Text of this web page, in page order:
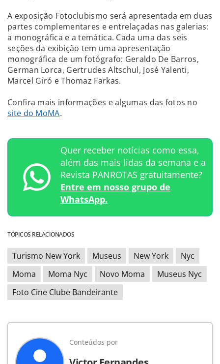
A exposição Fotoclubismo será apresentada em duas
partes complementares e entrelaçadas nas galerias:
a monográfica e a temática. Cada uma das seis
seções da exibição tem uma apresentação
monográfica de um fotógrafo: Geraldo De Barros,
German Lorca, Gertrudes Altschul, José Yalenti,
Marcel Giró e Thomaz Farkas.
Confira mais informações e algumas das fotos no
site do MoMA.
Quer receber notícias como essa,
além das mais lidas da semana e a
Revista PANROTAS gratuitamente?
Entre em nosso grupo de
WhatsApp.
TÓPICOS RELACIONADOS
Turismo New York Museus New York
Nyc
Moma
Moma Nyc Novo Moma
Museus Nyc
Foto Cine Clube Bandeirante
Conteúdos por